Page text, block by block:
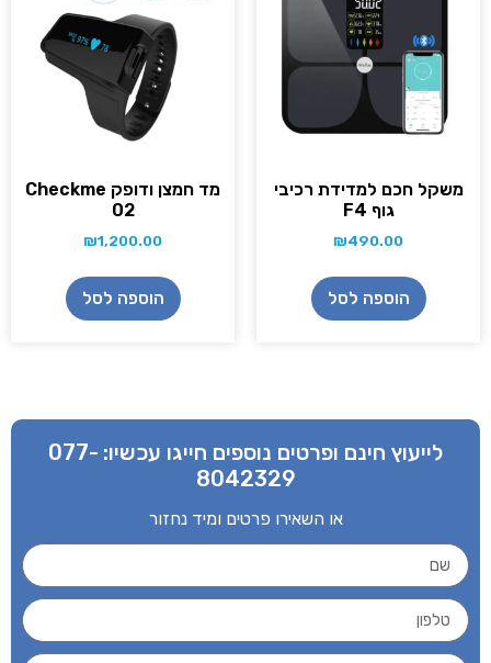
משקל חכם למדידת רכיבי
גוף F4
₪490.00
הוספה לסל
מד חמצן ודופק Checkme
₪1,200.00
הוספה לסל
לייעוץ חינם ופרטים נוספים חייגו עכשיו: 077-
8042329
או השאירו פרטים ומיד נחזור